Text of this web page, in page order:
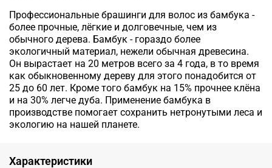
Профессиональные брашинги для волос из бамбука -
более прочные, лёгкие и долговечные, чем из
обычного дерева. Бамбук - гораздо более
экологичный материал, нежели обычная древесина.
Он вырастает на 20 метров всего за 4 года, в то время
как обыкновенному дереву для этого понадобится от
25 до 60 лет. Кроме того бамбук на 15% прочнее клёна
и на 30% легче дуба. Применение бамбука в
производстве помогает сохранить нетронутыми леса и
экологию на нашей планете.
Характеристики